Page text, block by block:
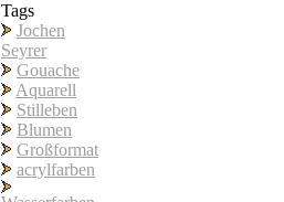
Tags
Jochen
Seyrer
Gouache
Aquarell
Stilleben
Blumen
Großformat
acrylfarben